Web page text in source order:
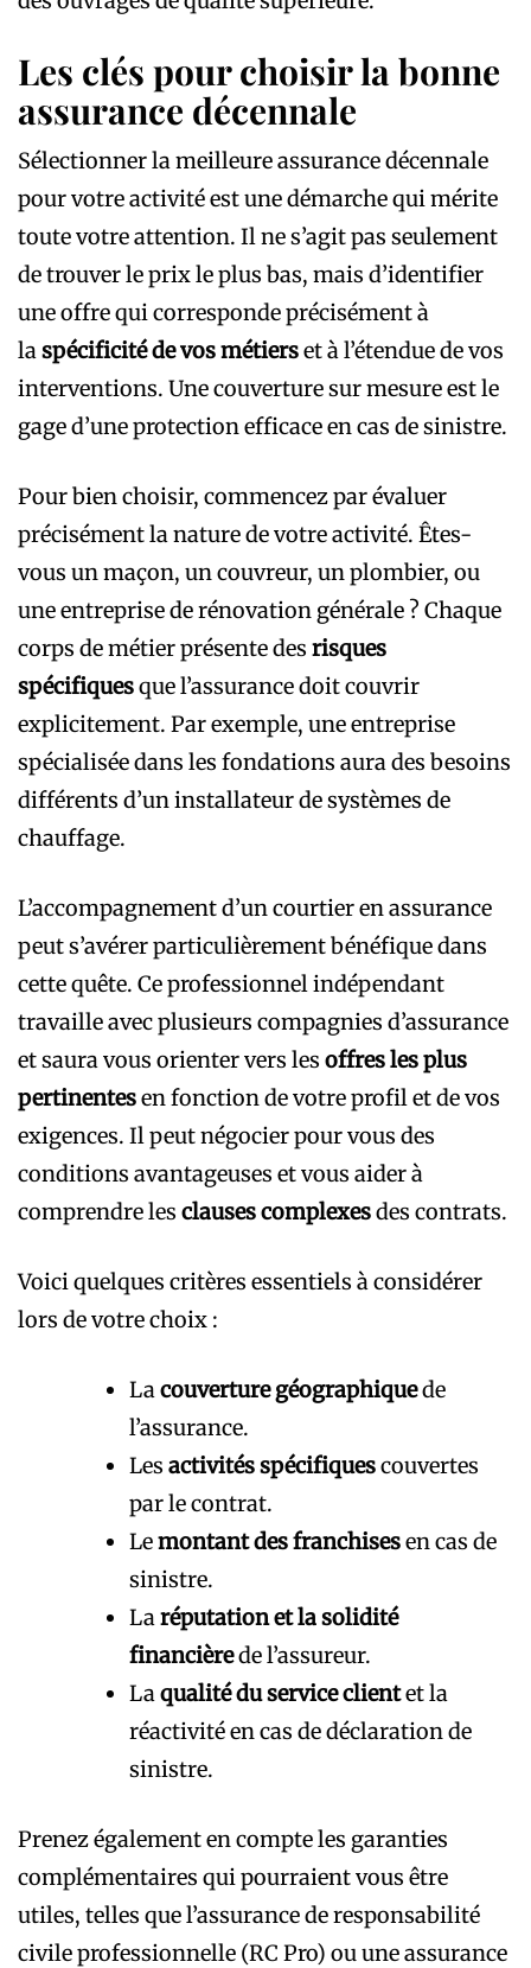
Les clés pour choisir la bonne
assurance décennale
Sélectionner la meilleure assurance décennale
pour votre activité est une démarche qui mérite
toute votre attention. Il ne s’agit pas seulement
de trouver le prix le plus bas, mais d’identifier
une offre qui corresponde précisément à
laspécificité de vos métierset à l’étendue de vos
interventions. Une couverture sur mesure est le
gage d’une protection efficace en cas de sinistre.
Pour bien choisir, commencez par évaluer
précisément la nature de votre activité. Êtes-
vous un maçon, un couvreur, un plombier, ou
une entreprise de rénovation générale ? Chaque
corps de métier présente des risques
spécifiquesque l’assurance doit couvrir
explicitement. Par exemple, une entreprise
spécialisée dans les fondations aura des besoins
différents d’un installateur de systèmes de
chauffage.
L’accompagnement d’un courtier en assurance
peut s’avérer particulièrement bénéfique dans
cette quête. Ce professionnel indépendant
travaille avec plusieurs compagnies d’assurance
et saura vous orienter vers les offres les plus
pertinentesen fonction de votre profil et de vos
exigences. Il peut négocier pour vous des
conditions avantageuses et vous aider à
comprendre les clauses complexesdes contrats.
Voici quelques critères essentiels à considérer
lors de votre choix :
Lacouverture géographiquede
l’assurance.
Les activités spécifiquescouvertes
par le contrat.
Lemontant des franchisesen cas de
sinistre.
Laréputation et la solidité
financièrede l’assureur.
Laqualité du service clientet la
réactivité en cas de déclaration de
sinistre.
Prenez également en compte les garanties
complémentaires qui pourraient vous être
utiles, telles que l’assurance de responsabilité
civile professionnelle (RC Pro) ou une assurance